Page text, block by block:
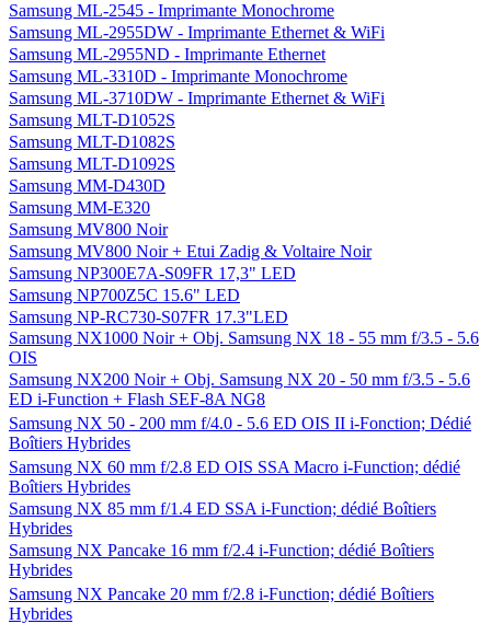
Samsung ML-2545 - Imprimante Monochrome
Samsung ML-2955DW - Imprimante Ethernet & WiFi
Samsung ML-2955ND - Imprimante Ethernet
Samsung ML-3310D - Imprimante Monochrome
Samsung ML-3710DW - Imprimante Ethernet & WiFi
Samsung MLT-D1052S
Samsung MLT-D1082S
Samsung MLT-D1092S
Samsung MM-D430D
Samsung MM-E320
Samsung MV800 Noir
Samsung MV800 Noir + Etui Zadig & Voltaire Noir
Samsung NP300E7A-S09FR 17,3" LED
Samsung NP700Z5C 15.6" LED
Samsung NP-RC730-S07FR 17.3"LED
Samsung NX1000 Noir + Obj. Samsung NX 18 - 55 mm f/3.5 - 5.6
OIS
Samsung NX200 Noir + Obj. Samsung NX 20 - 50 mm f/3.5 - 5.6
ED i-Function + Flash SEF-8A NG8
Samsung NX 50 - 200 mm f/4.0 - 5.6 ED OIS II i-Fonction; Dédié
Boîtiers Hybrides
Samsung NX 60 mm f/2.8 ED OIS SSA Macro i-Function; dédié
Boîtiers Hybrides
Samsung NX 85 mm f/1.4 ED SSA i-Function; dédié Boîtiers
Hybrides
Samsung NX Pancake 16 mm f/2.4 i-Function; dédié Boîtiers
Hybrides
Samsung NX Pancake 20 mm f/2.8 i-Function; dédié Boîtiers
Hybrides